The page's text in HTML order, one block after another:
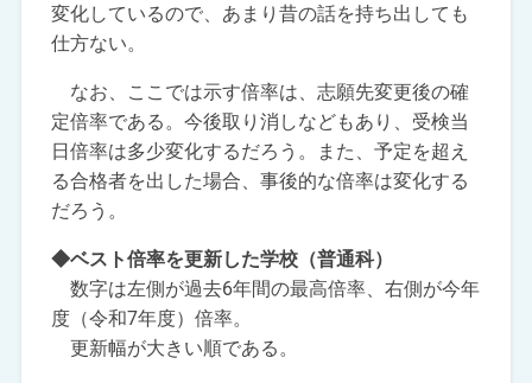
変化しているので、あまり昔の話を持ち出しても
仕方ない。
なお、ここでは示す倍率は、志願先変更後の確
定倍率である。今後取り消しなどもあり、受検当
日倍率は多少変化するだろう。また、予定を超え
る合格者を出した場合、事後的な倍率は変化する
だろう。
◆ベスト倍率を更新した学校（普通科）
数字は左側が過去6年間の最高倍率、右側が今年
度（令和7年度）倍率。
更新幅が大きい順である。